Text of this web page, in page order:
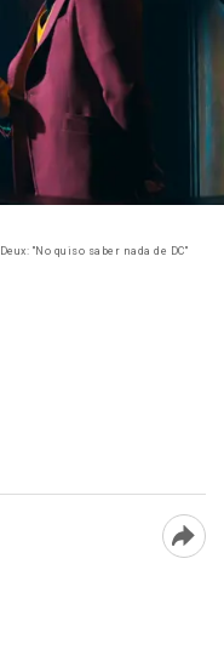
Culpan a Todd Phillips del fiasco de Joker 2: Folie Deux: "No quiso saber nada de DC"